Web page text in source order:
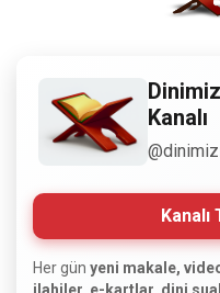
Copyright © 2008 -
Sitemizdeki bilgiler,
hazırlanmıştır.
Kanalı
Kanalı
Her gün yeni makale,